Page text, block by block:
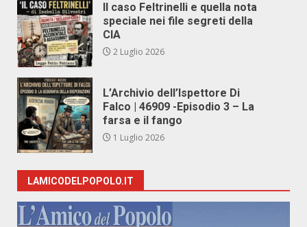
Il caso Feltrinelli e quella nota
speciale nei file segreti della
CIA
2 Luglio 2026
L’Archivio dell’Ispettore Di
Falco | 46909 -Episodio 3 – La
farsa e il fango
1 Luglio 2026
LAMICODELPOPOLO.IT